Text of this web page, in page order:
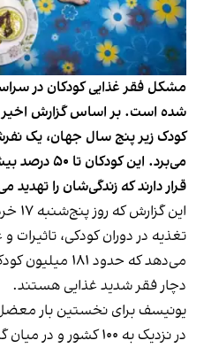
مشکل فقر غذایی کودکان در
شده ‌است. بر اساس گزارش اخیر
کودک زیر پنج سال جهان، یک
می‌برد. این
قرار دارند که زندگی‌شان را تهدید
این گزارش
که
تغذیه در دوران کودکی،
می‌دهد که حدود
دچار فقر شدید غذایی هستند.
یونیسف برای نخستین بار
در نزدیک به ۱۰۰